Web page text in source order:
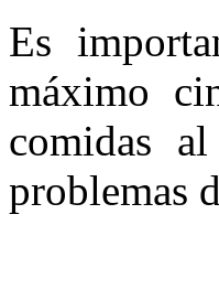
Es
máximo
comidas
problemas